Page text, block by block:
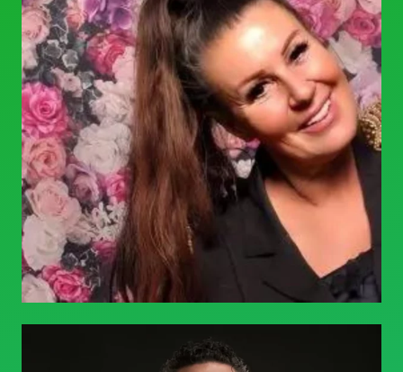
Quirin Borgogno-Weber
MEET GERMANY EXPERT